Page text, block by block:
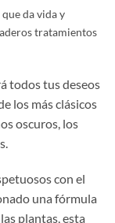
da vida y
tratamientos
todos tus deseos
los más clásicos
oscuros, los
con el
una fórmula
plantas, esta